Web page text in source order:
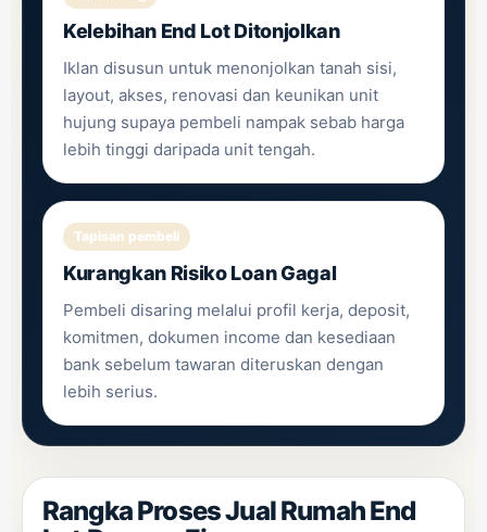
Kelebihan End Lot Ditonjolkan
Iklan disusun untuk menonjolkan tanah sisi,
layout, akses, renovasi dan keunikan unit
hujung supaya pembeli nampak sebab harga
lebih tinggi daripada unit tengah.
Tapisan pembeli
Kurangkan Risiko Loan Gagal
Pembeli disaring melalui profil kerja, deposit,
komitmen, dokumen income dan kesediaan
bank sebelum tawaran diteruskan dengan
lebih serius.
Rangka Proses Jual Rumah End